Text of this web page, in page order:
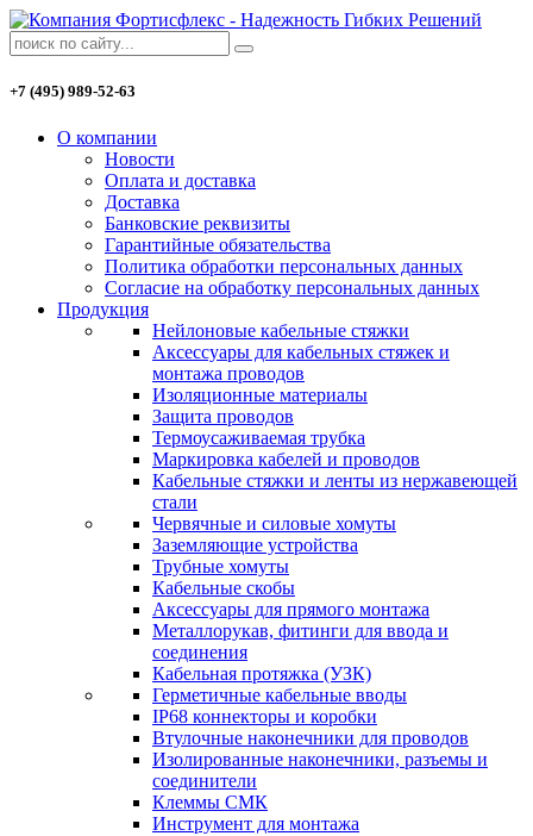
+7 (495) 989-52-63
О компании
Новости
Оплата и доставка
Доставка
Банковские реквизиты
Гарантийные обязательства
Политика обработки персональных данных
Согласие на обработку персональных данных
Продукция
Нейлоновые кабельные стяжки
Аксессуары для кабельных стяжек и
монтажа проводов
Изоляционные материалы
Защита проводов
Термоусаживаемая трубка
Маркировка кабелей и проводов
Кабельные стяжки и ленты из нержавеющей
стали
Червячные и силовые хомуты
Заземляющие устройства
Трубные хомуты
Кабельные скобы
Аксессуары для прямого монтажа
Металлорукав, фитинги для ввода и
соединения
Кабельная протяжка (УЗК)
Герметичные кабельные вводы
IP68 коннекторы и коробки
Втулочные наконечники для проводов
Изолированные наконечники, разъемы и
соединители
Клеммы СМК
Инструмент для монтажа